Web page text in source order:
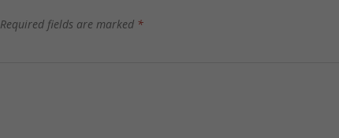
Required fields are marked *